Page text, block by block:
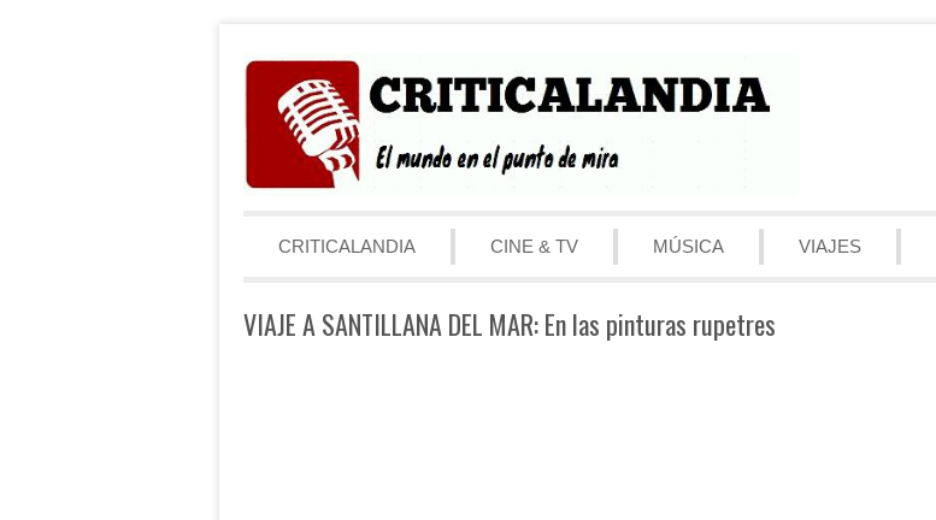
Menú
CRITICALANDIA
CINE & TV MÚSICA VIAJES
VIAJE A SANTILLANA DEL MAR: En las pinturas rupetres